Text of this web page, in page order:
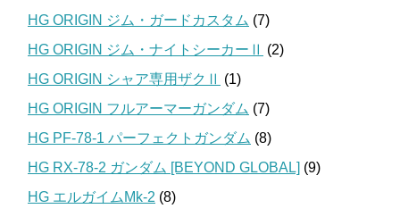
HG ORIGIN ジム・ガードカスタム (7)
HG ORIGIN ジム・ナイトシーカーⅡ (2)
HG ORIGIN シャア専用ザクⅡ (1)
HG ORIGIN フルアーマーガンダム (7)
HG PF-78-1 パーフェクトガンダム (8)
HG RX-78-2 ガンダム [BEYOND GLOBAL] (9)
HG エルガイムMk-2 (8)